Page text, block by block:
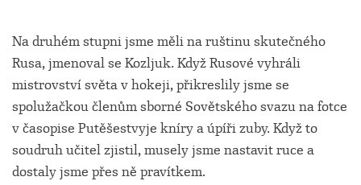
Na druhém stupni jsme měli na ruštinu skutečného
Rusa, jmenoval se Kozljuk. Když Rusové vyhráli
mistrovství světa v hokeji, přikreslily jsme se
spolužačkou členům sborné Sovětského svazu na fotce
v časopise Putěšestvyje kníry a úpíři zuby. Když to
soudruh učitel zjistil, musely jsme nastavit ruce a
dostaly jsme přes ně pravítkem.